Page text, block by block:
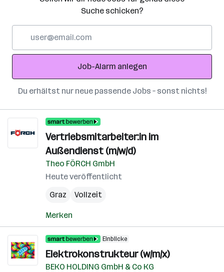
Suche schicken?
Adresse
Job-Alarm anlegen
Du erhältst nur neue passende Jobs – sonst nichts!
Vertriebsmitarbeiter:in im
Außendienst (m/w/d)
Theo FÖRCH GmbH
Heute veröffentlicht
Graz
Vollzeit
Merken
Einblicke
Elektrokonstrukteur (w/m/x)
BEKO HOLDING GmbH & Co KG